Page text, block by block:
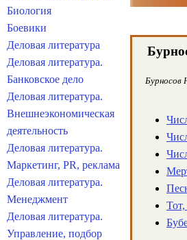
Бурносов
Биология
Боевики
Деловая литература
Деловая литература.
Банковское дело
Деловая литература.
Внешнеэкономическая
деятельность
Деловая литература.
Маркетинг, PR, реклама
Деловая литература.
Менеджмент
Деловая литература.
Управление, подбор